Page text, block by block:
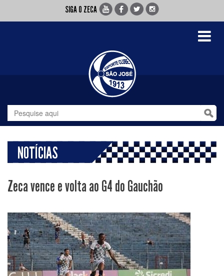
SIGA O ZECA
Toggle
NOTÍCIAS
Zeca vence e volta ao G4 do Gauchão